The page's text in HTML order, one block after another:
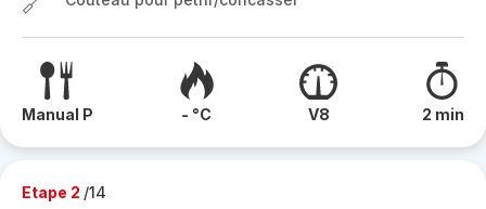
Manual P - °C V8 2 min
Etape 2 /14